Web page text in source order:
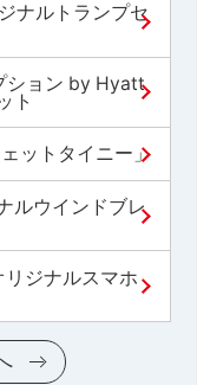
ナルトランプセ
ション by Hyatt
ト
ットタイニー」
ルウインドブレ
ジナルスマホ